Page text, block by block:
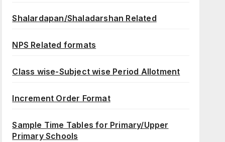
Shalardapan/Shaladarshan Related
NPS Related formats
Class wise-Subject wise Period Allotment
Increment Order Format
Sample Time Tables for Primary/Upper
Primary Schools